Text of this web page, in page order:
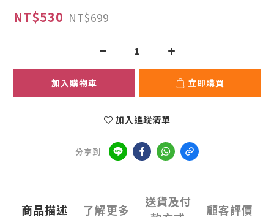
NT$530 NT$699
加入購物車 立即購買
加入追蹤清單
分享到
商品描述 了解更多
送貨及付
顧客評價